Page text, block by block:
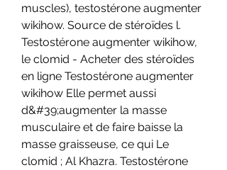
muscles), testostérone augmenter
wikihow. Source de stéroïdes l.
Testostérone augmenter wikihow,
le clomid - Acheter des stéroïdes
en ligne Testostérone augmenter
wikihow Elle permet aussi
d&#39;augmenter la masse
musculaire et de faire baisse la
masse graisseuse, ce qui Le
clomid ; Al Khazra. Testostérone